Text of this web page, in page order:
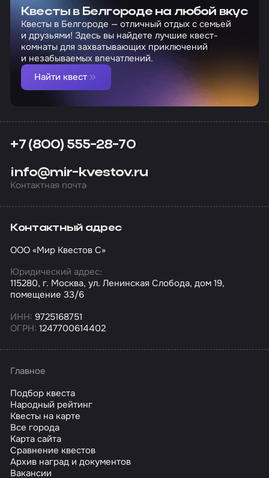
Квесты в Белгороде на любой вкус
Квесты в Белгороде — отличный отдых с семьей
и друзьями! Здесь вы найдете лучшие квест-
комнаты для захватывающих приключений
и незабываемых впечатлений.
Найти квест
+7 (800) 555-28-70
info@mir-kvestov.ru
Контактная почта
Контактный адрес
ООО «Мир Квестов С»
Юридический адрес:
115280, г. Москва, ул. Ленинская Слобода, дом 19,
помещение 33/6
ИНН: 9725168751
ОГРН: 1247700614402
Главное
Подбор квеста
Народный рейтинг
Квесты на карте
Все города
Карта сайта
Сравнение квестов
Архив наград и документов
Вакансии